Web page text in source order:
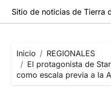
Sitio de noticias de Tierra
Inicio
REGIONALES
El protagonista de
como escala previa a la